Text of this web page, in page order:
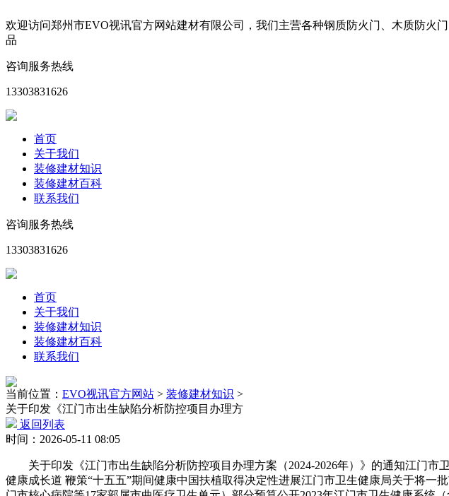
欢迎访问郑州市EVO视讯官方网站建材有限公司，我们主营各种钢质防火门、木质防
品
咨询服务热线
13303831626
首页
关于我们
装修建材知识
装修建材百科
联系我们
咨询服务热线
13303831626
首页
关于我们
装修建材知识
装修建材百科
联系我们
当前位置： EVO视讯官方网站 > 装修建材知识 >
关于印发《江门市出生缺陷分析防控项目办理方
返回列表
时间：2026-05-11 08:05
关于印发《江门市出生缺陷分析防控项目办理方案（2024-2026年）》的通知江门市
健康成长道 鞭策“十五五”期间健康中国扶植取得决定性进展江门市卫生健康局关于将